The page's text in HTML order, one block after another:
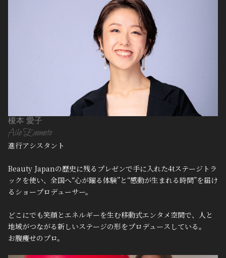
榎本 愛子
Aiko Enomoto
進行アシスタント
Beauty Japanの歴史に残るプレゼンで手に入れた4tステージトラ
ックを使い、全国へ“心が躍る体験”と“感動が生まれる時間”を届け
るショープロデューサー。
どこにでも笑顔とエネルギーを生む移動式エンタメ空間で、人と
地域がつながる新しいステージの形をプロデュースしている。
お腹痩せのプロ。